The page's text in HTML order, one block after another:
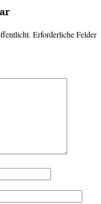
Erforderliche Felder